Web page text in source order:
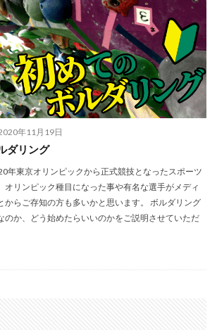
年11月19日
ダリング
年東京オリンピックから正式競技となったスポーツ
オリンピック種目になった事や有名な選手がメディ
からご存知の方も多いかと思います。 ボルダリング
のか、どう始めたらいいのかをご説明させていただ